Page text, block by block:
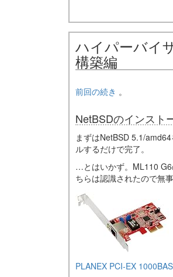
ハイパーバイ
構築編
前回の続き 。
NetBSDのインスト
まずはNetBSD 5.1/
ルするだけで完了。
…とはいかず。ML110 G6
ちらは認識されたので無
PLANEX PCI-EX